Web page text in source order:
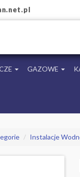
GAZOWE
Instalacje